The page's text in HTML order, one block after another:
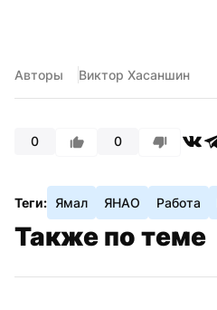
Авторы Виктор Хасаншин
0 0
Теги: Ямал ЯНАО Работа
Также по теме